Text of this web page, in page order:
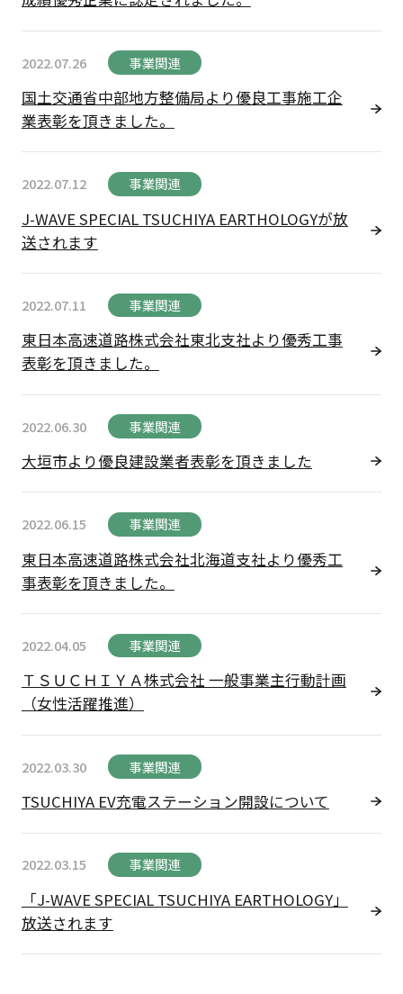
2022.07.26 事業関連
国土交通省中部地方整備局より優良工事施工企
業表彰を頂きました。
2022.07.12 事業関連
J-WAVE SPECIAL TSUCHIYA EARTHOLOGYが放
送されます
2022.07.11 事業関連
東日本高速道路株式会社東北支社より優秀工事
表彰を頂きました。
2022.06.30 事業関連
大垣市より優良建設業者表彰を頂きました
2022.06.15 事業関連
東日本高速道路株式会社北海道支社より優秀工
事表彰を頂きました。
2022.04.05 事業関連
ＴＳＵＣＨＩＹＡ株式会社 一般事業主行動計画
（女性活躍推進）
2022.03.30 事業関連
TSUCHIYA EV充電ステーション開設について
2022.03.15 事業関連
「J-WAVE SPECIAL TSUCHIYA EARTHOLOGY」
放送されます